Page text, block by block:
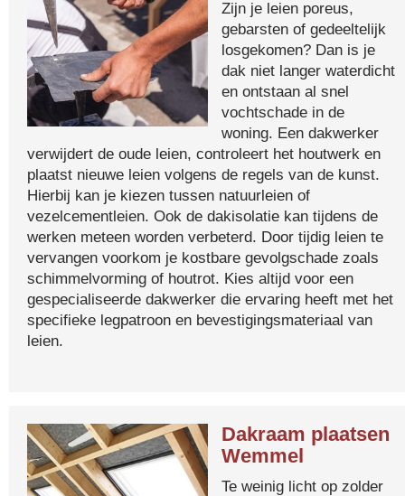
Zijn je leien poreus,
gebarsten of gedeeltelijk
losgekomen? Dan is je
dak niet langer waterdicht
en ontstaan al snel
vochtschade in de
woning. Een dakwerker
verwijdert de oude leien, controleert het houtwerk en
plaatst nieuwe leien volgens de regels van de kunst.
Hierbij kan je kiezen tussen natuurleien of
vezelcementleien. Ook de dakisolatie kan tijdens de
werken meteen worden verbeterd. Door tijdig leien te
vervangen voorkom je kostbare gevolgschade zoals
schimmelvorming of houtrot. Kies altijd voor een
gespecialiseerde dakwerker die ervaring heeft met het
specifieke legpatroon en bevestigingsmateriaal van
leien.
Dakraam plaatsen
Wemmel
Te weinig licht op zolder